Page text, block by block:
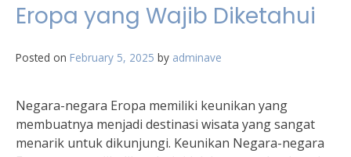
Eropa yang Wajib Diketahui
Posted on February 5, 2025 by adminave
Negara-negara Eropa memiliki keunikan yang
membuatnya menjadi destinasi wisata yang sangat
menarik untuk dikunjungi. Keunikan Negara-negara